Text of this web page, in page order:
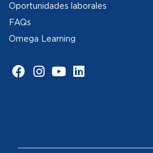
Oportunidades laborales
FAQs
Omega Learning